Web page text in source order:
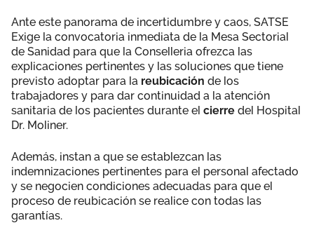
Ante este panorama de incertidumbre y caos, SATSE
Exige la convocatoria inmediata de la Mesa Sectorial
de Sanidad para que la Conselleria ofrezca las
explicaciones pertinentes y las soluciones que tiene
previsto adoptar para la reubicación de los
trabajadores y para dar continuidad a la atención
sanitaria de los pacientes durante el cierre del Hospital
Dr. Moliner.
Además, instan a que se establezcan las
indemnizaciones pertinentes para el personal afectado
y se negocien condiciones adecuadas para que el
proceso de reubicación se realice con todas las
garantías.